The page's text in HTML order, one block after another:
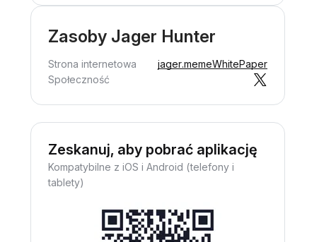
Zasoby Jager Hunter
Strona internetowa jager.memeWhitePaper
Społeczność
Zeskanuj, aby pobrać aplikację
Kompatybilne z iOS i Android (telefony i
tablety)